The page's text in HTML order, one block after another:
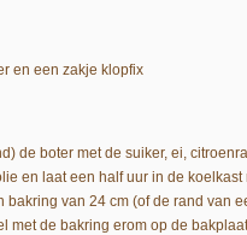
en een zakje klopfix
de boter met de suiker, ei,
en laat een half uur in de
bakring van 24 cm (of de rand van
de bakring erom op de